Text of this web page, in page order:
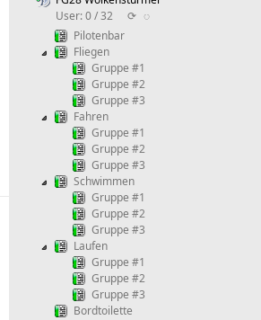
User: 0 / 32
⟳ ◌
Pilotenbar
Fliegen
Gruppe #1
Gruppe #2
Gruppe #3
Fahren
Gruppe #1
Gruppe #2
Gruppe #3
Schwimmen
Gruppe #1
Gruppe #2
Gruppe #3
Laufen
Gruppe #1
Gruppe #2
Gruppe #3
Bordtoilette